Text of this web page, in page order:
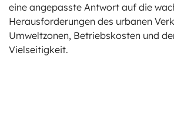
eine angepasste Antwort auf die
Herausforderungen des urbanen
Umweltzonen, Betriebskosten und
Vielseitigkeit.